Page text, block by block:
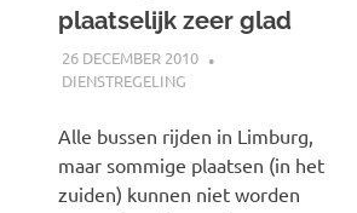
plaatselijk zeer glad
26 DECEMBER 2010
DIENSTREGELING
Alle bussen rijden in Limburg,
maar sommige plaatsen (in het
zuiden) kunnen niet worden